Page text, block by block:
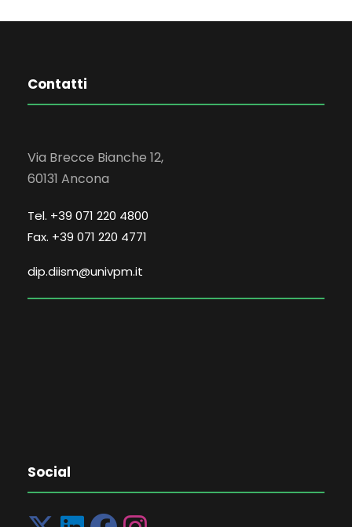
Contatti
Via Brecce Bianche 12,
60131 Ancona
Tel. +39 071 220 4800
Fax. +39 071 220 4771
dip.diism@univpm.it
Social